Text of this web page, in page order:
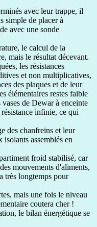
avec leur trappe, il
simple de placer à
avec une sonde
le calcul de la
mais le résultat décevant.
les résistances
et non multiplicatives,
des plaques et de leur
élémentaires restes faible
de Dewar à enceinte
infinie, ce qui
des chanfreins et leur
assemblés en
froid stabilisé, car
mouvements d'aliments,
très longtemps pour
mais une fois le niveau
coutera cher !
le bilan énergétique se